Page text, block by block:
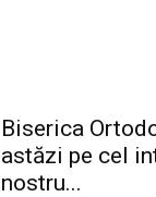
Biserica
astăzi pe cel
nostru...